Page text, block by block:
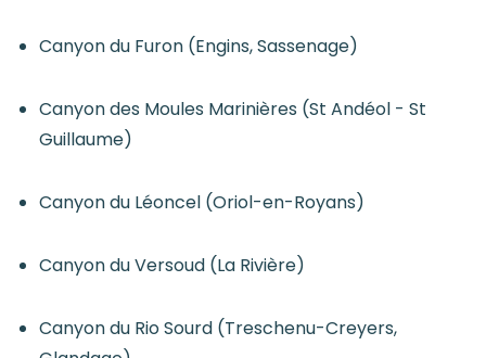
Canyon du Furon (Engins, Sassenage)
Canyon des Moules Marinières (St Andéol - St
Guillaume)
Canyon du Léoncel (Oriol-en-Royans)
Canyon du Versoud (La Rivière)
Canyon du Rio Sourd (Treschenu-Creyers,